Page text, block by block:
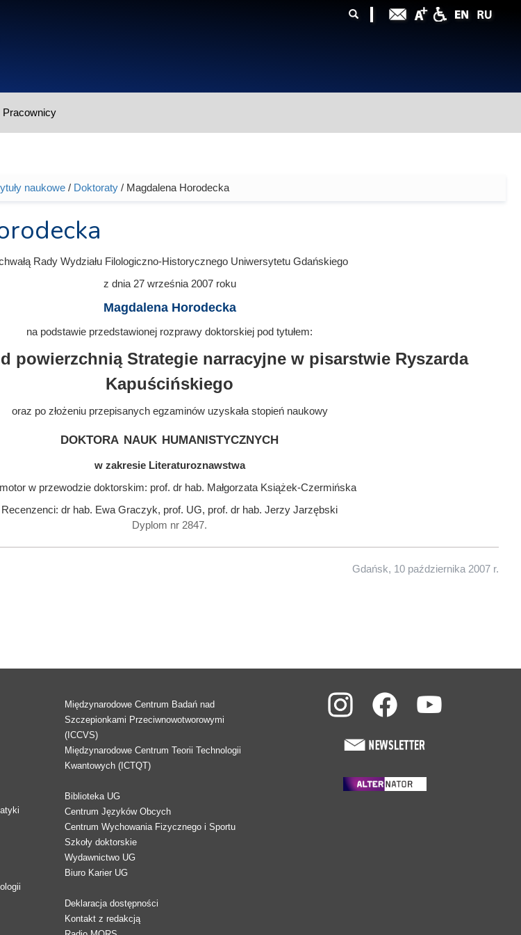
Pracownicy
naukowe/ Doktoraty/ Magdalena Horodecka
Rady Wydziału Filologiczno-Historycznego Uniwersytetu Gdańskiego
z dnia 27 września 2007roku
Magdalena Horodecka
na podstawie przedstawionej rozprawy doktorskiej pod tytułem:
powierzchnią Strategie narracyjne w pisarstwie Ryszarda
Kapuścińskiego
oraz po złożeniu przepisanych egzaminów uzyskała stopień naukowy
doktora nauk humanistycznych
w zakresie Literaturoznawstwa
w przewodzie doktorskim: prof. dr hab. Małgorzata Książek-Czermińska
Recenzenci: dr hab. Ewa Graczyk, prof. UG, prof. dr hab. Jerzy Jarzębski
Dyplom nr 2847.
Gdańsk, 10 października 2007 r.
Międzynarodowe Centrum Badań nad
Szczepionkami Przeciwnowotworowymi
(ICCVS)
Międzynarodowe Centrum Teorii Technologii
Kwantowych (ICTQT)
Biblioteka UG
Centrum Języków Obcych
Centrum Wychowania Fizycznego i Sportu
Szkoły doktorskie
Wydawnictwo UG
Biuro Karier UG
Deklaracja dostępności
Kontakt z redakcją